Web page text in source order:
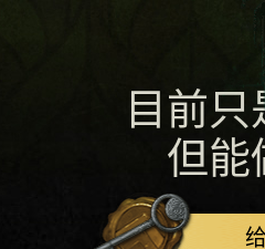
目前只
但能